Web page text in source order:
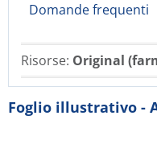
Domande frequenti
Risorse: Original
Foglio illustrativo -